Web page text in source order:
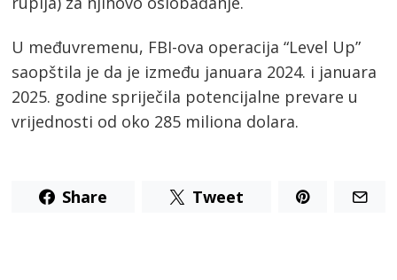
U međuvremenu, FBI-ova operacija “Level Up”
saopštila je da je između januara 2024. i januara
2025. godine spriječila potencijalne prevare u
vrijednosti od oko 285 miliona dolara.
Share Tweet
Post
navigation